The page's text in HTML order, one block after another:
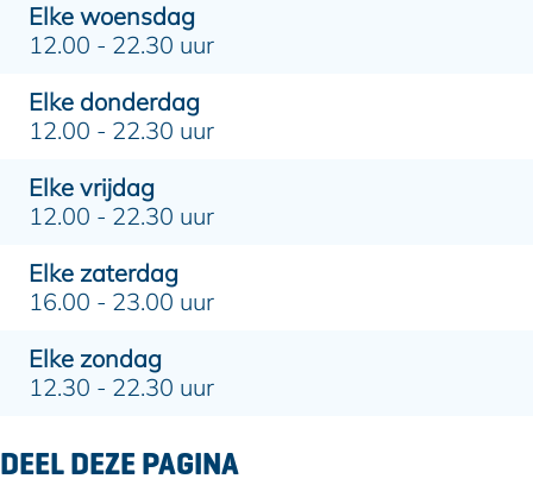
Elke woensdag
12.00 - 22.30 uur
Elke donderdag
12.00 - 22.30 uur
Elke vrijdag
12.00 - 22.30 uur
Elke zaterdag
16.00 - 23.00 uur
Elke zondag
12.30 - 22.30 uur
DEEL DEZE PAGINA